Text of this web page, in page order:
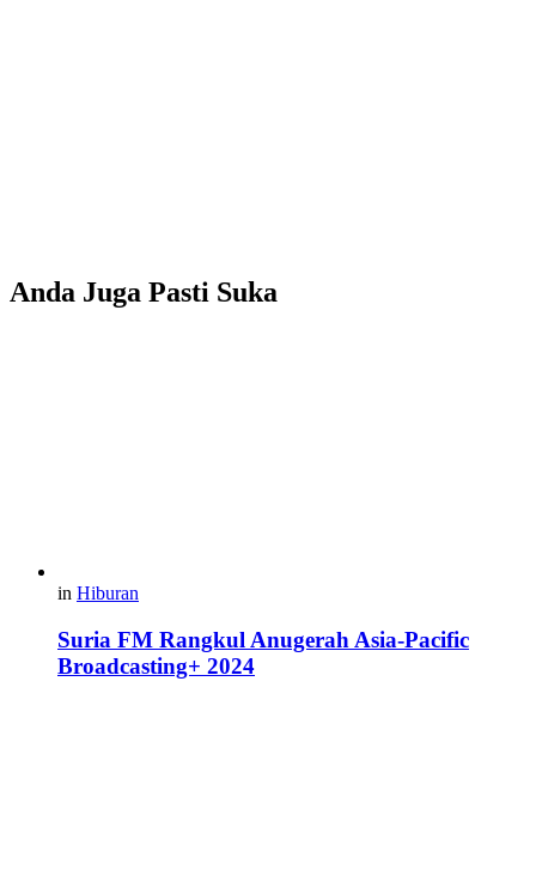
Anda Juga Pasti Suka
in Hiburan
Suria FM Rangkul Anugerah Asia-Pacific
Broadcasting+ 2024